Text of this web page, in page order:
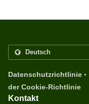
Datenschutzrichtlinie .
der Cookie-Richtlinie
Kontakt